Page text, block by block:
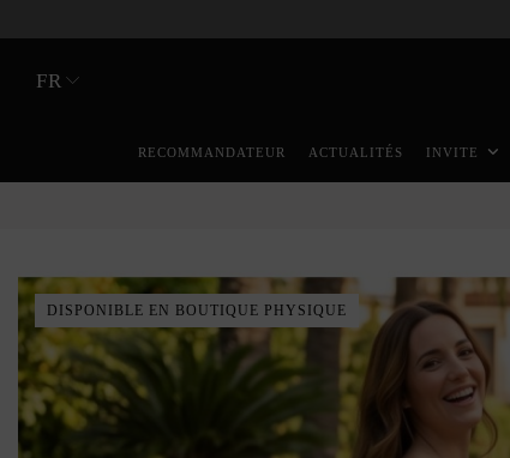
FR
RECOMMANDATEUR ACTUALITÉS INVITE
DISPONIBLE EN BOUTIQUE PHYSIQUE